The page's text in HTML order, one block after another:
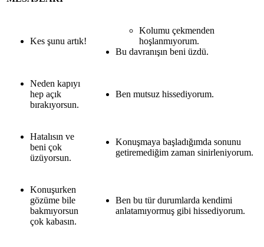
Kes şunu artık!
Kolumu çekmenden
hoşlanmıyorum.
Bu davranışın beni üzdü.
Neden kapıyı
hep açık
bırakıyorsun.
Ben mutsuz hissediyorum.
Hatalısın ve
beni çok
üzüyorsun.
Konuşmaya başladığımda sonunu
getiremediğim zaman sinirleniyorum.
Konuşurken
gözüme bile
bakmıyorsun
çok kabasın.
Ben bu tür durumlarda kendimi
anlatamıyormuş gibi hissediyorum.